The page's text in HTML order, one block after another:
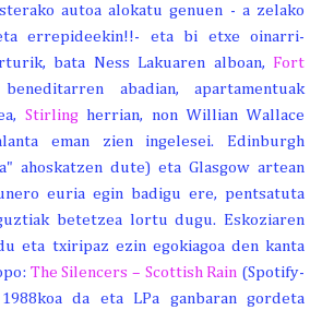
autoa alokatu genuen - a zelako
errepideekin!!- eta bi etxe oinarri-
bata Ness Lakuaren alboan, Fort
abadian, apartamentuak
Stirlingherrian, non Willian Wallace
eman zien ingelesei. Edinburgh
ahoskatzen dute) eta Glasgow artean
euria egin badigu ere, pentsatuta
betetzea lortu dugu. Eskoziaren
eta txiripaz ezin egokiagoa den kanta
The Silencers – Scottish Rain (Spotify-
da eta LPa ganbaran gordeta